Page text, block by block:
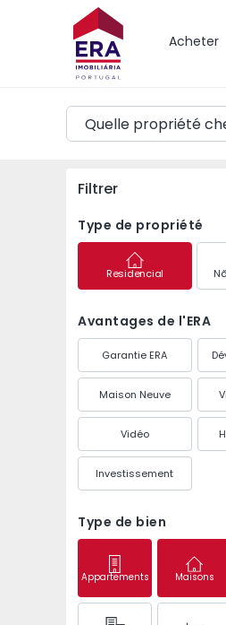
Acheter
Carte
Filtrer
Type de propriété
Residencial
Avantages de l'ERA
Garantie ERA
Maison Neuve
Vidéo
Investissement
Type de bien
Appartements Maisons